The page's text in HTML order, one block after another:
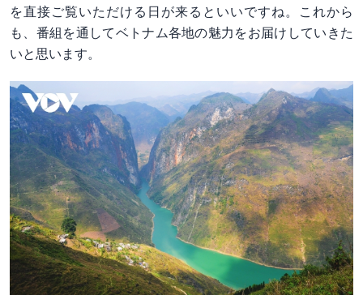
を直接ご覧いただける日が来るといいですね。これから
も、番組を通してベトナム各地の魅力をお届けしていきた
いと思います。